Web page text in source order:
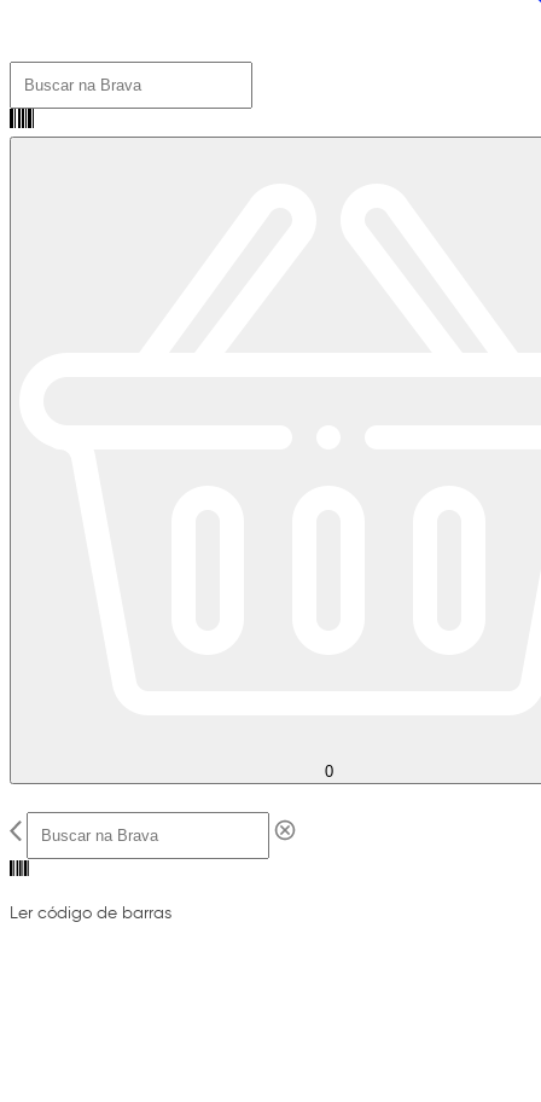
0
Ler código de barras